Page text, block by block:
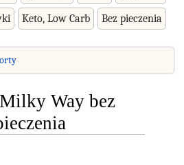
Keto, Low Carb Bez pieczenia
Way bez